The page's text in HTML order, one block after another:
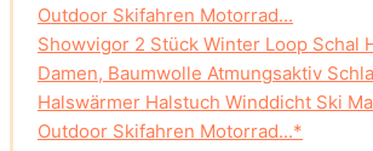
Showvigor 2 Stück Winter Loop Schal
Damen, Baumwolle Atmungsaktiv
Halswärmer Halstuch Winddicht Ski
Outdoor Skifahren Motorrad...*